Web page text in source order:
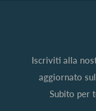
Iscriviti alla
aggiornato
Subito per